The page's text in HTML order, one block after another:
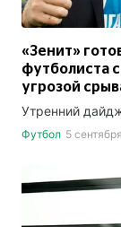
«Зенит»
футболиста
угрозой
Утренний
Футбол 5